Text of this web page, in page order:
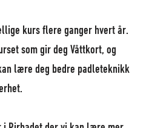
kurs flere ganger hvert år.
som gir deg Våttkort, og
lære deg bedre padleteknikk